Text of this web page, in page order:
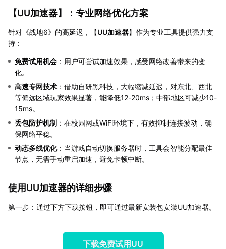
【UU加速器】：专业网络优化方案
针对《战地6》的高延迟，【UU加速器】作为专业工具提供强力支
持：
免费试用机会 ：用户可尝试加速效果，感受网络改善带来的变
化。
高速专网技术 ：借助自研黑科技，大幅缩减延迟，对东北、西北
等偏远区域玩家效果显著，能降低12-20ms；中部地区可减少10-
15ms。
丢包防护机制 ：在校园网或WiFi环境下，有效抑制连接波动，确
保网络平稳。
动态多线优化：当游戏自动切换服务器时，工具会智能分配最佳
节点，无需手动重启加速，避免卡顿中断。
使用UU加速器的详细步骤
第一步：通过下方下载按钮，即可通过最新安装包安装UU加速器。
下载免费试用UU